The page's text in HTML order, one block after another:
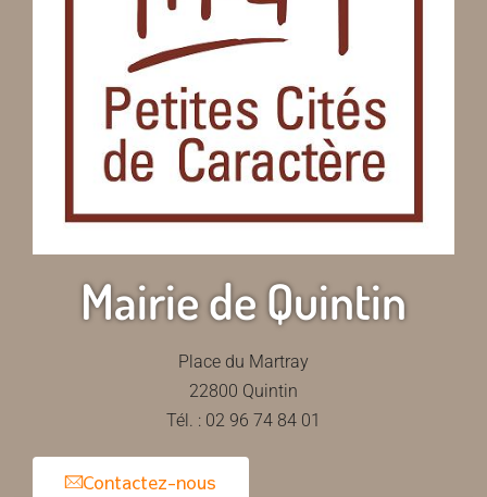
Mairie de Quintin
Place du Martray
22800 Quintin
Tél. : 02 96 74 84 01
Contactez-nous